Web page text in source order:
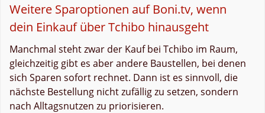
Weitere Sparoptionen auf Boni.tv, wenn
dein Einkauf über Tchibo hinausgeht
Manchmal steht zwar der Kauf bei Tchibo im Raum,
gleichzeitig gibt es aber andere Baustellen, bei denen
sich Sparen sofort rechnet. Dann ist es sinnvoll, die
nächste Bestellung nicht zufällig zu setzen, sondern
nach Alltagsnutzen zu priorisieren.